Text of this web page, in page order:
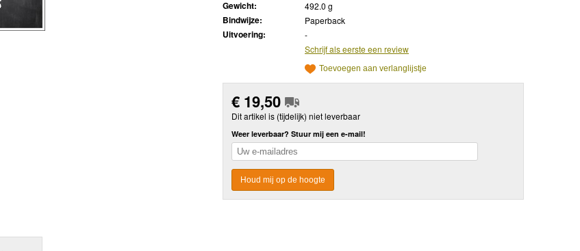
Gewicht: 492.0 g
Bindwijze: Paperback
Uitvoering:
-
Schrijf als eerste een review
Toevoegen aan verlanglijstje
€ 19,50
Dit artikel is (tijdelijk) niet leverbaar
Weer leverbaar? Stuur mij een e-mail!
Houd mij op de hoogte